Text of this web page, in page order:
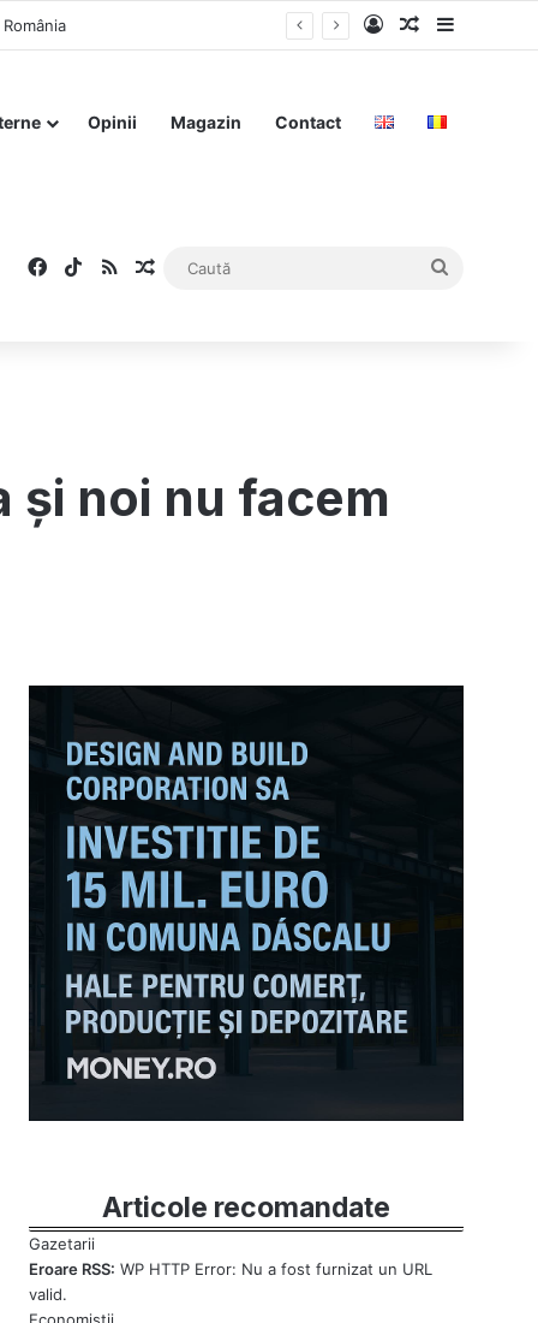
Log InArticolSidebar
Opinii Magazin Contact
Facebook
TikTok
RSSArticol aleatoriu
și noi nu facem
Articole recomandate
Eroare RSS: WP HTTP Error: Nu a fost furnizat un URL
valid.